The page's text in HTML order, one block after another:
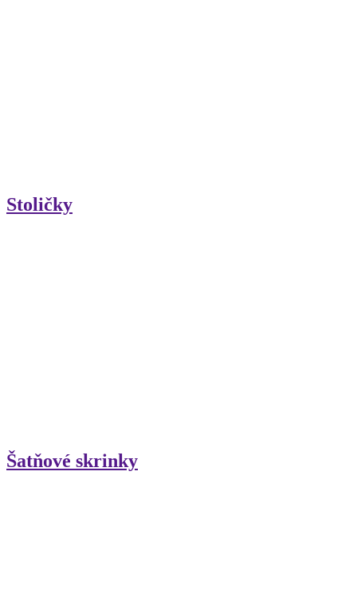
Stoličky
Šatňové skrinky